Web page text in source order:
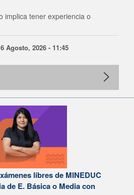
implica tener experiencia o
Agosto, 2026 - 11:45
libres de MINEDUC
de E. Básica o Media con